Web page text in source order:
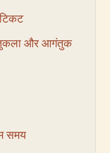
और आगंतुक
समय